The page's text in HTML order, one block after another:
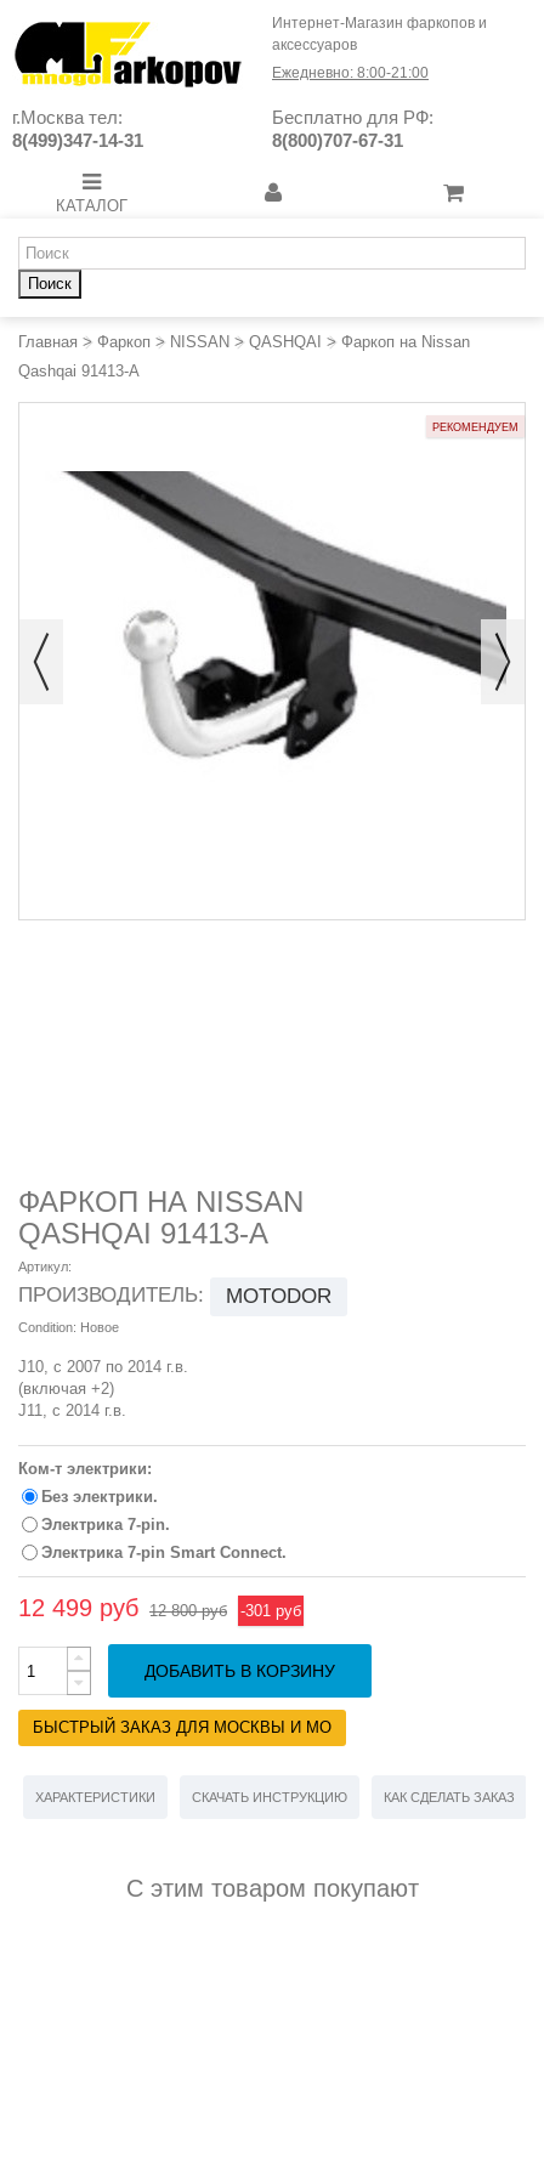
Интернет-Магазин фаркопов и
аксессуаров
Ежедневно: 8:00-21:00
г.Москва тел:
8(499)347-14-31
Бесплатно для РФ:
8(800)707-67-31
КАТАЛОГ
Поиск
Главная > Фаркоп > NISSAN > QASHQAI > Фаркоп на Nissan
Qashqai 91413-A
РЕКОМЕНДУЕМ
ФАРКОП НА NISSAN
QASHQAI 91413-A
Артикул:
ПРОИЗВОДИТЕЛЬ: MOTODOR
Condition: Новое
J10, с 2007 по 2014 г.в.
(включая +2)
J11, с 2014 г.в.
Ком-т электрики:
Без электрики.
Электрика 7-pin.
Электрика 7-pin Smart Connect.
12 499 руб 12 800 руб -301 руб
ДОБАВИТЬ В КОРЗИНУ
БЫСТРЫЙ ЗАКАЗ ДЛЯ МОСКВЫ И МО
ХАРАКТЕРИСТИКИ СКАЧАТЬ ИНСТРУКЦИЮ КАК СДЕЛАТЬ ЗАКАЗ
С этим товаром покупают